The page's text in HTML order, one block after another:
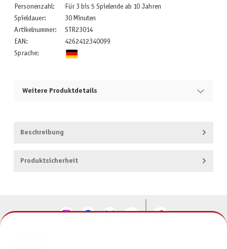
Personenzahl:
Für 3 bis 5 Spielende ab 10 Jahren
Spieldauer:
30 Minuten
Artikelnummer:
STR23014
EAN:
4262412340099
Sprache:
Weitere Produktdetails
Beschreibung
Produktsicherheit